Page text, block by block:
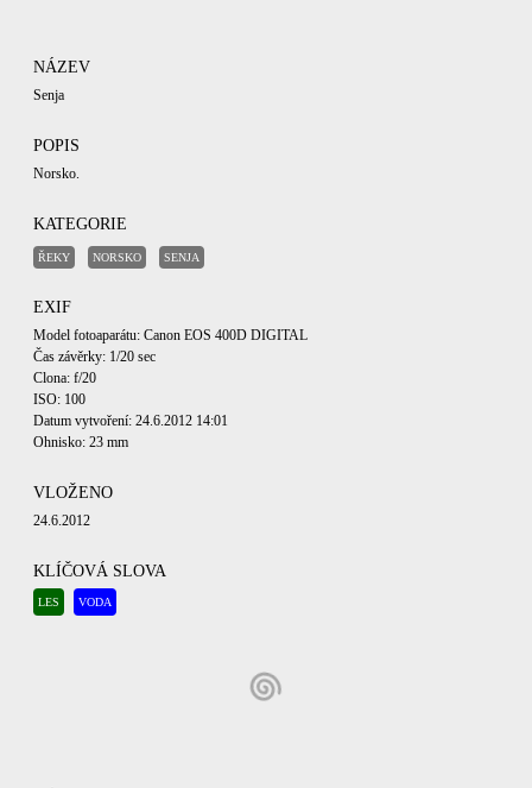
NÁZEV
Senja
POPIS
Norsko.
KATEGORIE
ŘEKY NORSKO SENJA
EXIF
Model fotoaparátu: Canon EOS 400D DIGITAL
Čas závěrky: 1/20 sec
Clona: f/20
ISO: 100
Datum vytvoření: 24.6.2012 14:01
Ohnisko: 23 mm
VLOŽENO
24.6.2012
KLÍČOVÁ SLOVA
LES VODA